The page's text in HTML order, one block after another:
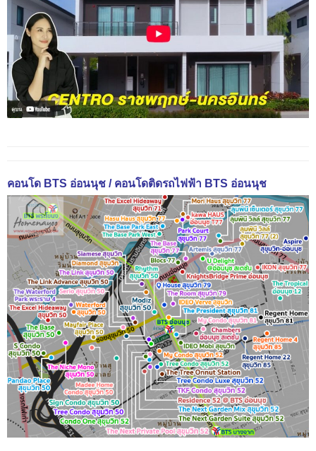
คอนโด BTS อ่อนนุช / คอนโดติดรถไฟฟ้า BTS อ่อนนุช